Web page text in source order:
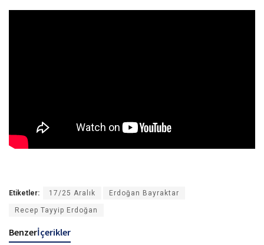
Etiketler: 17/25 Aralık Erdoğan Bayraktar
Recep Tayyip Erdoğan
Benzerİçerikler